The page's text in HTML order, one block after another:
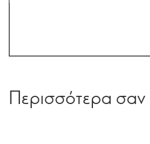
Περισσότερα σαν